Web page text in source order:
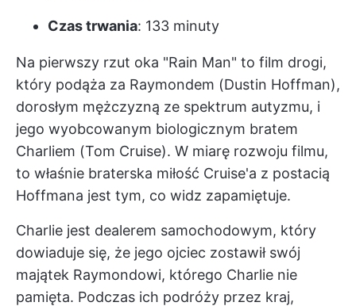
Czas trwania: 133 minuty
Na pierwszy rzut oka "Rain Man" to film drogi,
który podąża za Raymondem (Dustin Hoffman),
dorosłym mężczyzną ze spektrum autyzmu, i
jego wyobcowanym biologicznym bratem
Charliem (Tom Cruise). W miarę rozwoju filmu,
to właśnie braterska miłość Cruise'a z postacią
Hoffmana jest tym, co widz zapamiętuje.
Charlie jest dealerem samochodowym, który
dowiaduje się, że jego ojciec zostawił swój
majątek Raymondowi, którego Charlie nie
pamięta. Podczas ich podróży przez kraj,